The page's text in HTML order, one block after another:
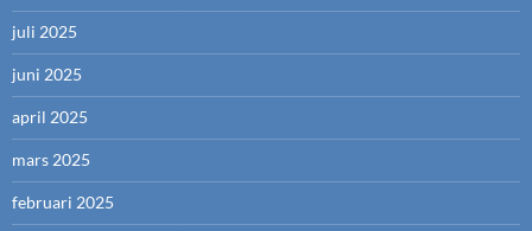
juli 2025
juni 2025
april 2025
mars 2025
februari 2025